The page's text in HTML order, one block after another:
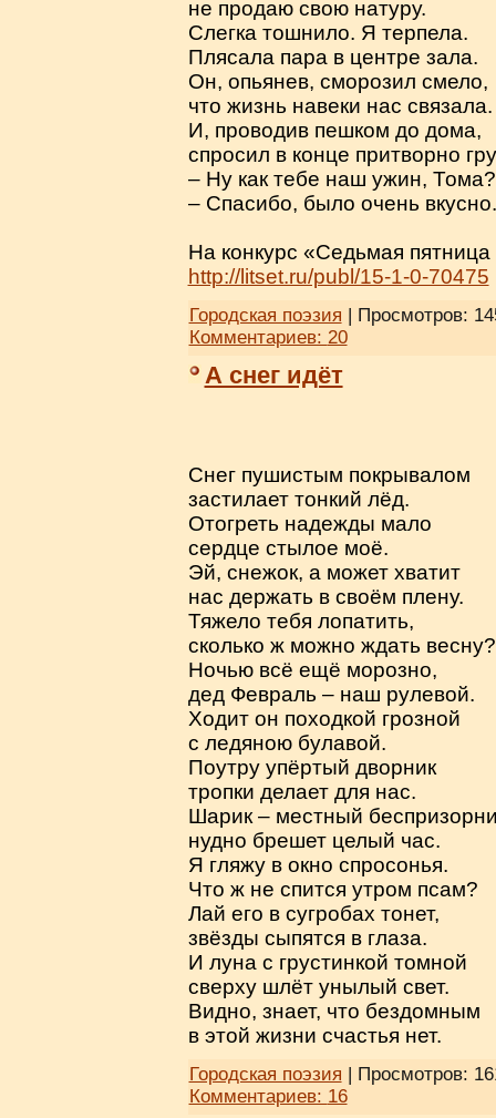
не продаю свою натуру.
Слегка тошнило. Я терпела.
Плясала пара в центре зала.
Он, опьянев, сморозил смело,
что жизнь навеки нас связала.
И, проводив пешком до дома,
спросил в конце притворно
– Ну как тебе наш ужин, Тома?
– Спасибо, было очень
На конкурс «Седьмая
http://litset.ru/publ/15-1-0-70475
Городская поэзия | Просмотров:
Комментариев: 20
А снег идёт
Снег пушистым покрывалом
застилает тонкий лёд.
Отогреть надежды мало
сердце стылое моё.
Эй, снежок, а может хватит
нас держать в своём плену.
Тяжело тебя лопатить,
сколько ж можно ждать весну?
Ночью всё ещё морозно,
дед Февраль – наш рулевой.
Ходит он походкой грозной
с ледяною булавой.
Поутру упёртый дворник
тропки делает для нас.
Шарик – местный
нудно брешет целый час.
Я гляжу в окно спросонья.
Что ж не спится утром псам?
Лай его в сугробах тонет,
звёзды сыпятся в глаза.
И луна с грустинкой томной
сверху шлёт унылый свет.
Видно, знает, что бездомным
в этой жизни счастья нет.
Городская поэзия | Просмотров:
Комментариев: 16